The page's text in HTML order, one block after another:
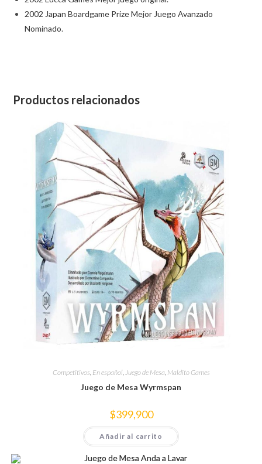
2002 Japan Boardgame Prize Mejor Juego Avanzado
Nominado.
Productos relacionados
Competitivos, En español,Juego de Mesa, Maldito Games
Juego de Mesa Wyrmspan
$399,900
Añadir al carrito